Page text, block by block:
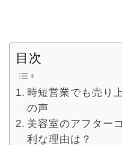
目次
時短営業でも売り
の声
美容室のアフター
利な理由は？